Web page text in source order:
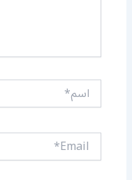
اسم*
Email*